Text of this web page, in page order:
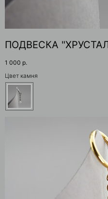
ПОДВЕСКА
1 000 р.
Цвет камня